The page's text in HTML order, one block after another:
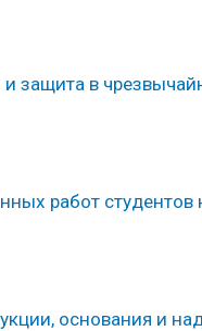
защита в
работ студентов
основания и